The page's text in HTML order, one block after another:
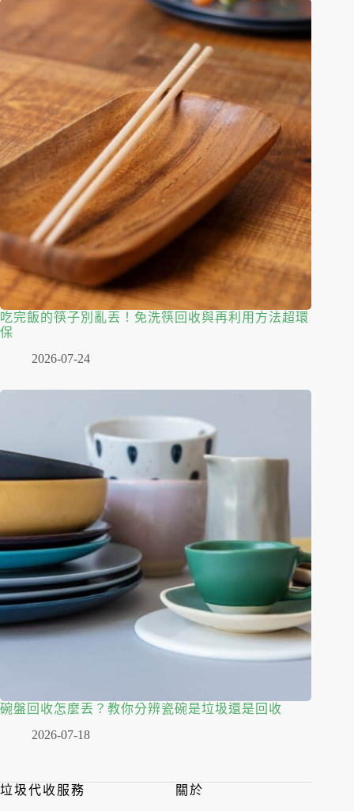
吃完飯的筷子別亂丟！免洗筷回收與再利用方法超環
保
2026-07-24
碗盤回收怎麼丟？教你分辨瓷碗是垃圾還是回收
2026-07-18
垃圾代收服務 關於